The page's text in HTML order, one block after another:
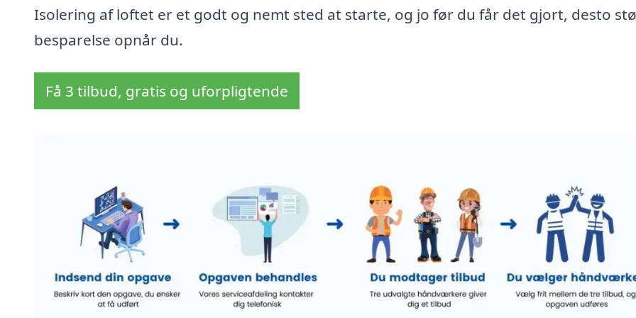
Isolering af loftet er et godt og nemt sted at starte, og jo før du får det gjort, desto
besparelse opnår du.
Få 3 tilbud, gratis og uforpligtende